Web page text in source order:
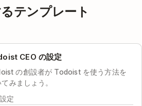
テンプレート
CEO の設定
の創設者が Todoist を使う方法を
みましょう。
設定